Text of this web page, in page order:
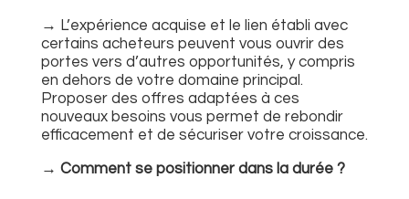
→ L’expérience acquise et le lien établi avec
certains acheteurs peuvent vous ouvrir des
portes vers d’autres opportunités, y compris
en dehors de votre domaine principal.
Proposer des offres adaptées à ces
nouveaux besoins vous permet de rebondir
efficacement et de sécuriser votre croissance.
→ Comment se positionner dans la durée ?